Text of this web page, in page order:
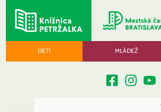
DETI MLÁDEŽ